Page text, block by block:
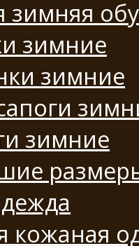
зимняя
зимние
зимние
зимние
кожаная